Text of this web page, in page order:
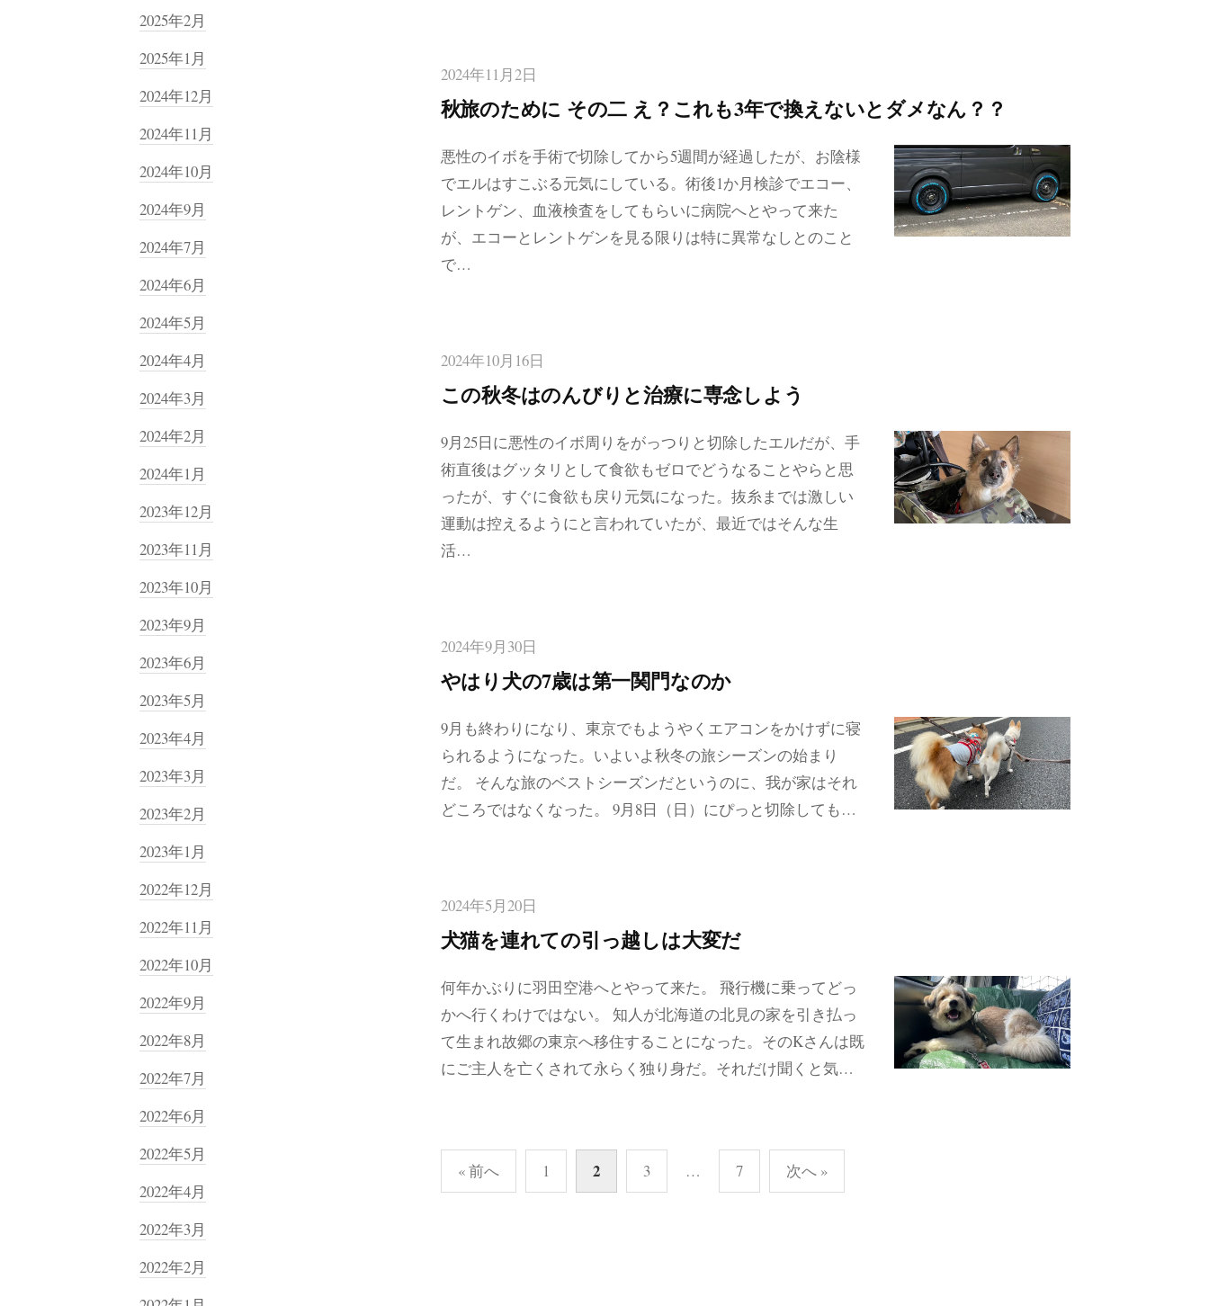
2024年11月2日
秋旅のために その二 え？これも3年で換えないとダメなん？？
悪性のイボを手術で切除してから5週間が経過したが、お陰様
でエルはすこぶる元気にしている。術後1か月検診でエコー、
レントゲン、血液検査をしてもらいに病院へとやって来た
が、エコーとレントゲンを見る限りは特に異常なしとのこと
で…
2024年10月16日
この秋冬はのんびりと治療に専念しよう
9月25日に悪性のイボ周りをがっつりと切除したエルだが、手
術直後はグッタリとして食欲もゼロでどうなることやらと思
ったが、すぐに食欲も戻り元気になった。抜糸までは激しい
運動は控えるようにと言われていたが、最近ではそんな生
活…
2024年9月30日
やはり犬の7歳は第一関門なのか
9月も終わりになり、東京でもようやくエアコンをかけずに寝
られるようになった。いよいよ秋冬の旅シーズンの始まり
だ。 そんな旅のベストシーズンだというのに、我が家はそれ
どころではなくなった。 9月8日（日）にぴっと切除しても…
2024年5月20日
犬猫を連れての引っ越しは大変だ
何年かぶりに羽田空港へとやって来た。 飛行機に乗ってどっ
かへ行くわけではない。 知人が北海道の北見の家を引き払っ
て生まれ故郷の東京へ移住することになった。そのKさんは既
にご主人を亡くされて永らく独り身だ。それだけ聞くと気…
稿
« 前へ 1 2 3 … 7 次へ »
2025年2月
2025年1月
2024年12月
2024年11月
2024年10月
2024年9月
2024年7月
2024年6月
2024年5月
2024年4月
2024年3月
2024年2月
2024年1月
2023年12月
2023年11月
2023年10月
2023年9月
2023年6月
2023年5月
2023年4月
2023年3月
2023年2月
2023年1月
2022年12月
2022年11月
2022年10月
2022年9月
2022年8月
2022年7月
2022年6月
2022年5月
2022年4月
2022年3月
2022年2月